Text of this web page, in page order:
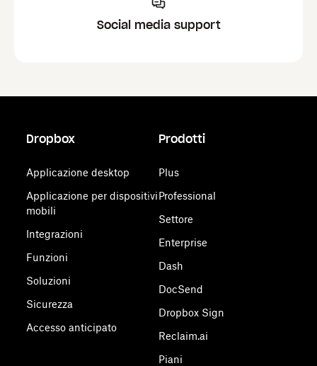
Social media support
Dropbox
Applicazione desktop
Applicazione per dispositivi
mobili
Integrazioni
Funzioni
Soluzioni
Sicurezza
Accesso anticipato
Prodotti
Plus
Professional
Settore
Enterprise
Dash
DocSend
Dropbox Sign
Reclaim.ai
Piani